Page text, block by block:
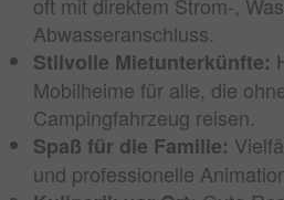
oft mit direktem Strom-,
Abwasseranschluss.
Stilvolle Mietunterkünfte:
Mobilheime für alle, die
Campingfahrzeug reisen.
Spaß für die Familie:
und professionelle